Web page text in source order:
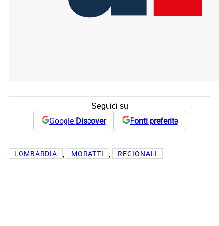
Seguici su
Google Discover Fonti preferite
LOMBARDIA , MORATTI , REGIONALI